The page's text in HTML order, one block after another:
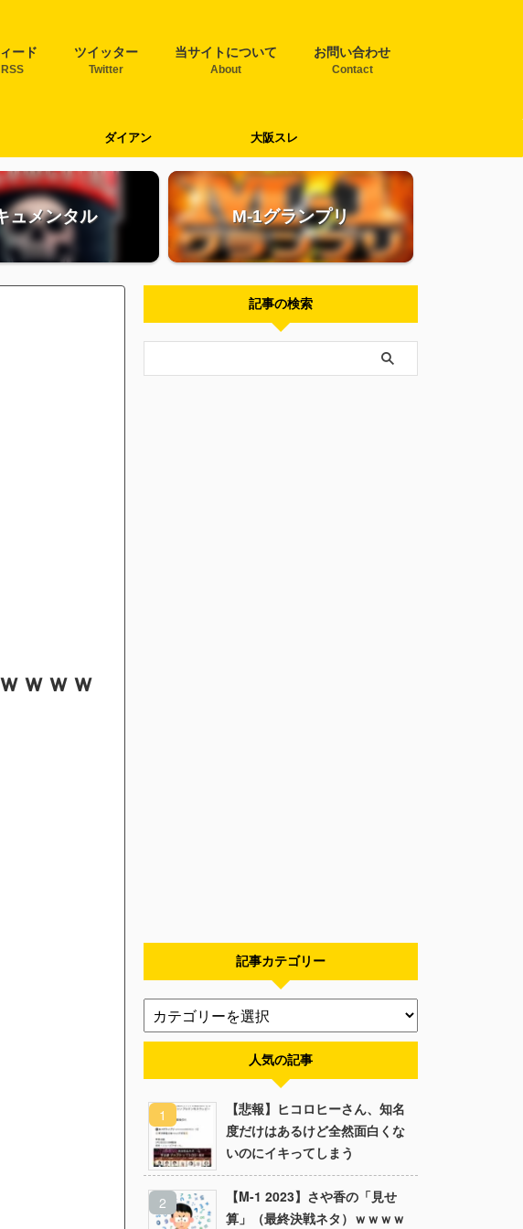
ード
RSS
ツイッター
Twitter
当サイトについて
About
お問い合わせ
Contact
ダイアン 大阪スレ
ュメンタル M-1グランプリ
ｗｗｗ
記事の検索
記事カテゴリー
人気の記事
【悲報】ヒコロヒーさん、知名
度だけはあるけど全然面白くな
いのにイキってしまう
【M-1 2023】さや香の「見せ
算」（最終決戦ネタ）ｗｗｗｗ